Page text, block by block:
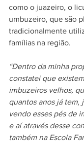
como o juazeiro, o
umbuzeiro, que são
tradicionalmente
famílias na região.
“Dentro da minha
constatei que
imbuzeiros velhos,
quantos anos já tem,
vendo esses pés de
e aí através desse
também na Escola